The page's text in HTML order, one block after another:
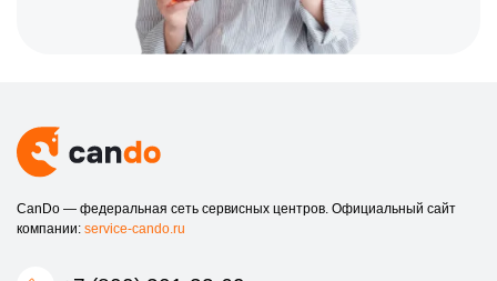
CanDo — федеральная сеть сервисных центров. Официальный сайт
компании: service-cando.ru